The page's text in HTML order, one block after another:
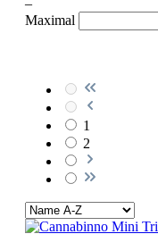
–
Maximal
1
2